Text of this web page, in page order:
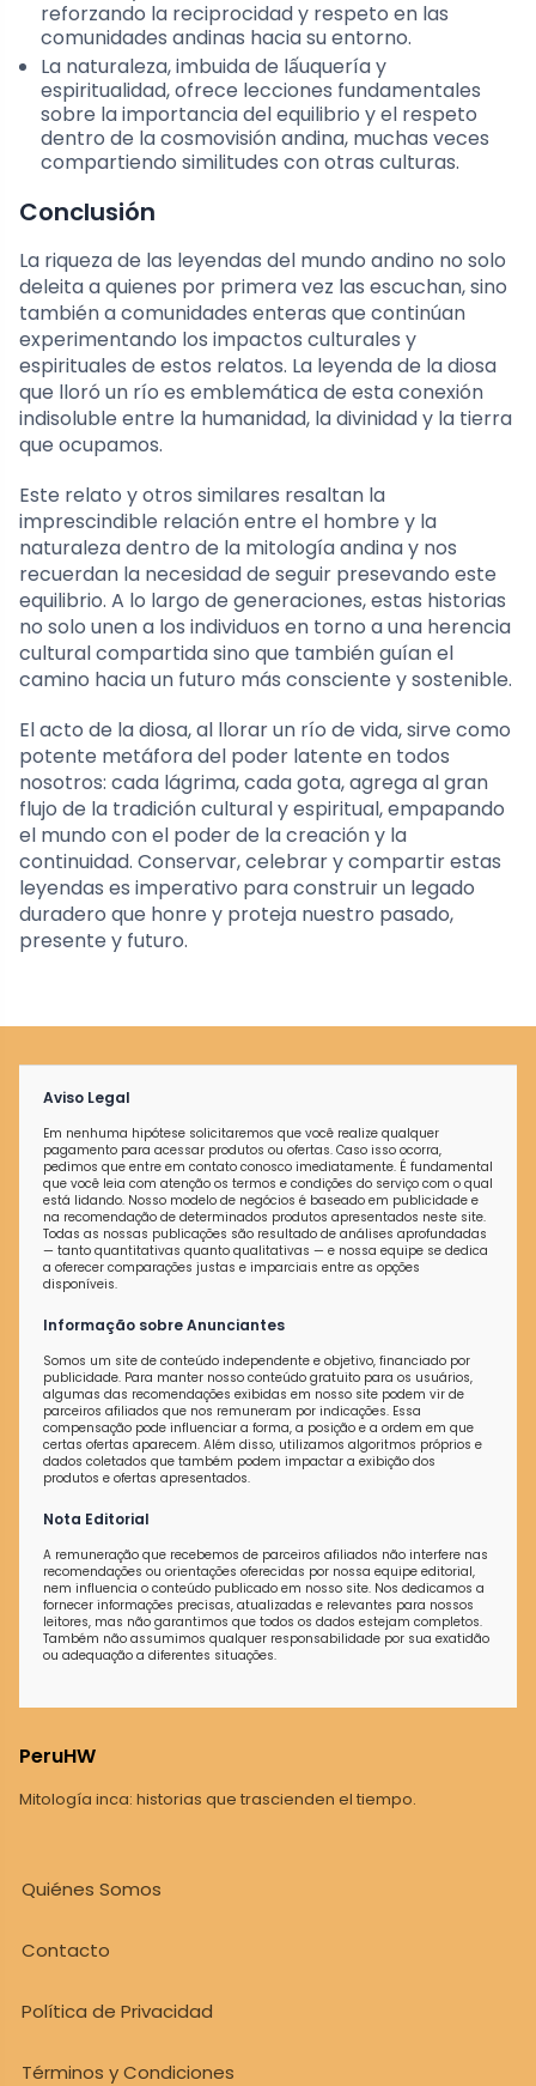
reforzando la reciprocidad y respeto en las
comunidades andinas hacia su entorno.
La naturaleza, imbuida de lấuquería y
espiritualidad, ofrece lecciones fundamentales
sobre la importancia del equilibrio y el respeto
dentro de la cosmovisión andina, muchas veces
compartiendo similitudes con otras culturas.
Conclusión
La riqueza de las leyendas del mundo andino no solo
deleita a quienes por primera vez las escuchan, sino
también a comunidades enteras que continúan
experimentando los impactos culturales y
espirituales de estos relatos. La leyenda de la diosa
que lloró un río es emblemática de esta conexión
indisoluble entre la humanidad, la divinidad y la tierra
que ocupamos.
Este relato y otros similares resaltan la
imprescindible relación entre el hombre y la
naturaleza dentro de la mitología andina y nos
recuerdan la necesidad de seguir presevando este
equilibrio. A lo largo de generaciones, estas historias
no solo unen a los individuos en torno a una herencia
cultural compartida sino que también guían el
camino hacia un futuro más consciente y sostenible.
El acto de la diosa, al llorar un río de vida, sirve como
potente metáfora del poder latente en todos
nosotros: cada lágrima, cada gota, agrega al gran
flujo de la tradición cultural y espiritual, empapando
el mundo con el poder de la creación y la
continuidad. Conservar, celebrar y compartir estas
leyendas es imperativo para construir un legado
duradero que honre y proteja nuestro pasado,
presente y futuro.
Aviso Legal
Em nenhuma hipótese solicitaremos que você realize qualquer
pagamento para acessar produtos ou ofertas. Caso isso ocorra,
pedimos que entre em contato conosco imediatamente. É fundamental
que você leia com atenção os termos e condições do serviço com o qual
está lidando. Nosso modelo de negócios é baseado em publicidade e
na recomendação de determinados produtos apresentados neste site.
Todas as nossas publicações são resultado de análises aprofundadas
— tanto quantitativas quanto qualitativas — e nossa equipe se dedica
a oferecer comparações justas e imparciais entre as opções
disponíveis.
Informação sobre Anunciantes
Somos um site de conteúdo independente e objetivo, financiado por
publicidade. Para manter nosso conteúdo gratuito para os usuários,
algumas das recomendações exibidas em nosso site podem vir de
parceiros afiliados que nos remuneram por indicações. Essa
compensação pode influenciar a forma, a posição e a ordem em que
certas ofertas aparecem. Além disso, utilizamos algoritmos próprios e
dados coletados que também podem impactar a exibição dos
produtos e ofertas apresentados.
Nota Editorial
A remuneração que recebemos de parceiros afiliados não interfere nas
recomendações ou orientações oferecidas por nossa equipe editorial,
nem influencia o conteúdo publicado em nosso site. Nos dedicamos a
fornecer informações precisas, atualizadas e relevantes para nossos
leitores, mas não garantimos que todos os dados estejam completos.
Também não assumimos qualquer responsabilidade por sua exatidão
ou adequação a diferentes situações.
PeruHW
Mitología inca: historias que trascienden el tiempo.
Quiénes Somos
Contacto
Política de Privacidad
Términos y Condiciones